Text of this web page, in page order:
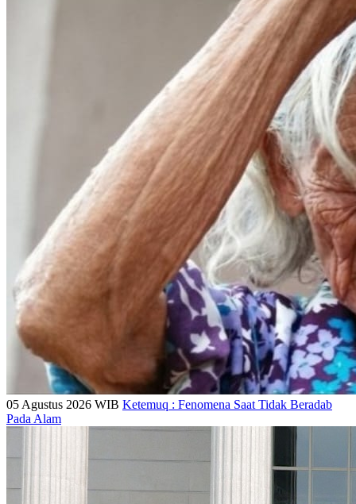
05 Agustus 2026 WIB Ketemuq : Fenomena Saat Tidak Beradab
Pada Alam